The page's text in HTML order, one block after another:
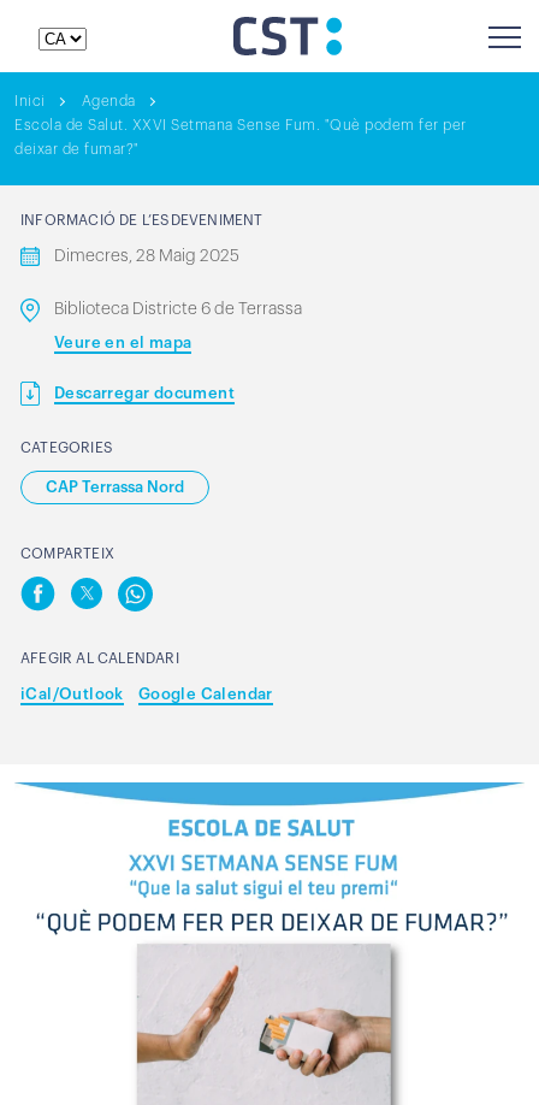
Inici
Agenda
Escola de Salut. XXVI Setmana Sense Fum. "Què podem fer per
deixar de fumar?"
INFORMACIÓ DE L’ESDEVENIMENT
Dimecres, 28 Maig 2025
Biblioteca Districte 6 de Terrassa
Veure en el mapa
Descarregar document
CATEGORIES
CAP Terrassa Nord
COMPARTEIX
AFEGIR AL CALENDARI
iCal/Outlook Google Calendar